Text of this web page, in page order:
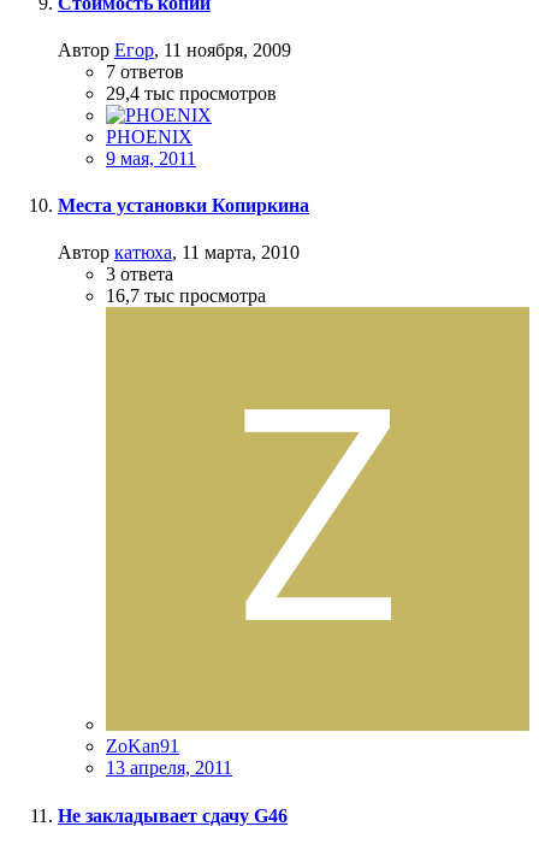
Автор Егор, 11 ноября, 2009
7 ответов
29,4 тыс просмотров
PHOENIX
9 мая, 2011
Места установки Копиркина
Автор катюха, 11 марта, 2010
3 ответа
16,7 тыс просмотра
ZoKan91
13 апреля, 2011
Не закладывает сдачу G46